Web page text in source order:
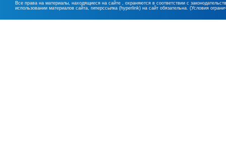
Все права на материалы, находящиеся на сайте , охраняются в соответствии с
использовании материалов сайта, гиперссылка (hyperlink) на сайт обязательна. (Условия